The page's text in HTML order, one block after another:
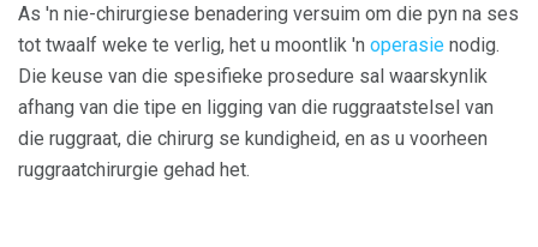
As 'n nie-chirurgiese benadering versuim om die pyn na ses
tot twaalf weke te verlig, het u moontlik 'n operasie nodig.
Die keuse van die spesifieke prosedure sal waarskynlik
afhang van die tipe en ligging van die ruggraatstelsel van
die ruggraat, die chirurg se kundigheid, en as u voorheen
ruggraatchirurgie gehad het.